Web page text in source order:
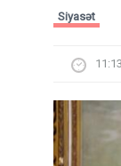
Siyasət
11:13